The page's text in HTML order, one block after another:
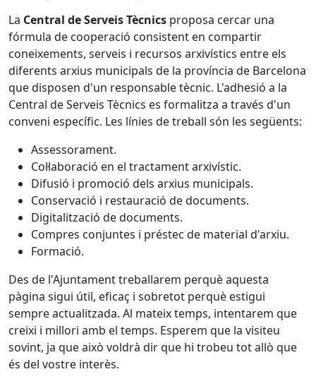
La Central de Serveis Tècnics proposa cercar una
fórmula de cooperació consistent en compartir
coneixements, serveis i recursos arxivístics entre els
diferents arxius municipals de la província de Barcelona
que disposen d'un responsable tècnic. L'adhesió a la
Central de Serveis Tècnics es formalitza a través d'un
conveni específic. Les línies de treball són les següents:
Assessorament.
Col·laboració en el tractament arxivístic.
Difusió i promoció dels arxius municipals.
Conservació i restauració de documents.
Digitalització de documents.
Compres conjuntes i préstec de material d'arxiu.
Formació.
Des de l'Ajuntament treballarem perquè aquesta
pàgina sigui útil, eficaç i sobretot perquè estigui
sempre actualitzada. Al mateix temps, intentarem que
creixi i millori amb el temps. Esperem que la visiteu
sovint, ja que això voldrà dir que hi trobeu tot allò que
és del vostre interès.